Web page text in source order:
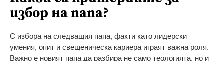
избор на папа?
С избора на следващия папа, факти като лидерски
умения, опит и свещеническа кариера играят важна роля.
Важно е новият папа да разбира не само теологията, но и